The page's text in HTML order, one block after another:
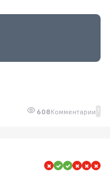
608Комментарии 1